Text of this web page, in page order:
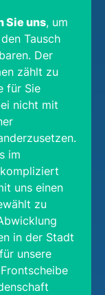
Sie uns, um
Tausch
Der
zählt zu
für Sie
nicht mit
im
uns einen
zu
in der Stadt
unsere